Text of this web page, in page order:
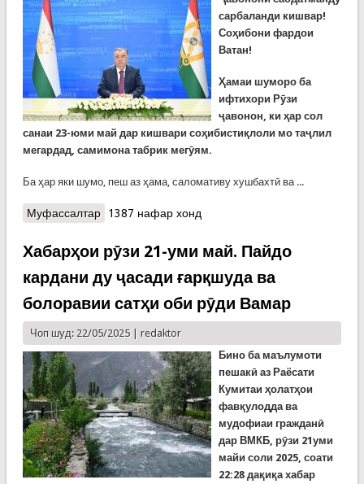
сарбаланди кишвар!
Соҳибони фардои
Ватан!
Ҳамаи шуморо ба
ифтихори Рӯзи
ҷавонон, ки ҳар сол
санаи 23-юми май дар кишвари соҳибистиқлоли мо таҷлил
мегардад, самимона табрик мегӯям.
Ба ҳар яки шумо, пеш аз ҳама, саломативу хушбахтӣ ва ...
Муфассалтаро Паёми шодбошии Президенти Ҷумҳурии
ба муносибати Рӯзи ҷавонони Тоҷикистон
1387 нафар хонд
Хабарҳои рӯзи 21-уми май. Пайдо
кардани ду ҷасади ғарқшуда ва
болоравии сатҳи оби рӯди Вамар
Чоп шуд: 22/05/2025 | redaktor
Бино ба маълумоти
пешакӣ аз Раёсати
Кумитаи ҳолатҳои
фавқулодда ва
мудофиаи гражданӣ
дар ВМКБ, рӯзи 21уми
майи соли 2025, соати
22:28 дақиқа хабар